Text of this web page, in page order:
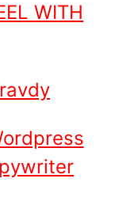
WITH